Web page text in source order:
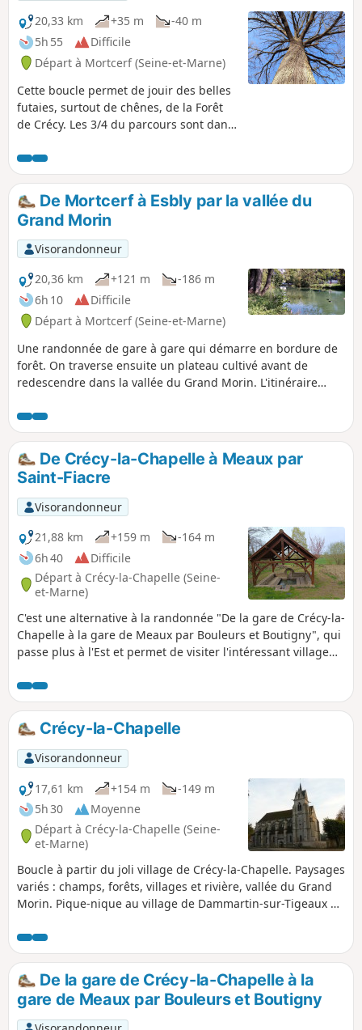
20,33 km
+35 m
-40 m
5h 55
Difficile
Départ à Mortcerf (Seine-et-Marne)
Cette boucle permet de jouir des belles
futaies, surtout de chênes, de la Forêt
de Crécy. Les 3/4 du parcours sont dans
deux sympathiques villages possédant
chacun un remarquable château et une
élégante église. Quelques autres point
d'intérêts sont indiqués, dont la stèle à
la mémoire du poète Étienne Jodelle
(1532-1573), contemporain du bien plus
connu Pierre Ronsard. Forêt très vivante
lors de mon passage (fin décembre) :
malgré une grosse battue au sanglier
en cours, j'ai pu voir trois chevreuils (en
trois endroits différents) et un renard.
La trace gpx peut se révéler très utile en
forêt, au vu des différents changements
de direction.
De Mortcerf à Esbly par la vallée du
Grand Morin
Visorandonneur
20,36 km
+121 m
-186 m
6h 10
Difficile
Départ à Mortcerf (Seine-et-Marne)
Une randonnée de gare à gare qui démarre en bordure de
forêt. On traverse ensuite un plateau cultivé avant de
redescendre dans la vallée du Grand Morin. L'itinéraire
De Crécy-la-Chapelle à Meaux par
Saint-Fiacre
Visorandonneur
21,88 km
+159 m
-164 m
6h 40
Difficile
Départ à Crécy-la-Chapelle (Seine-
et-Marne)
C'est une alternative à la randonnée "De la gare de Crécy-la-
Chapelle à la gare de Meaux par Bouleurs et Boutigny", qui
passe plus à l'Est et permet de visiter l'intéressant village
de traverser plusieurs champs de puits pétroliers voisins.
Le premier tiers traverse surtout des zones cultivées, où les
ondulations du plateau permettent au regard de porter
assez loin. On traverse aussi les villages de Sancy et
Vaucourtois, avec leurs églises et châteaux respectifs. La
seconde partie est beaucoup plus variée, où on parcourt
une section d'Aqueduc de la Dhuys, longe de golf de
Meaux-Boutigny, traverse les forêts aux pieds du Bois le
Comte, longe la Marne avant de terminer par une visite
rapide (ou plus longue suivant l'humeur) du vieux centre de
Crécy-la-Chapelle
Visorandonneur
17,61 km
+154 m
-149 m
5h 30
Moyenne
Départ à Crécy-la-Chapelle (Seine-
et-Marne)
Boucle à partir du joli village de Crécy-la-Chapelle. Paysages
variés : champs, forêts, villages et rivière, vallée du Grand
Morin. Pique-nique au village de Dammartin-sur-Tigeaux et
De la gare de Crécy-la-Chapelle à la
gare de Meaux par Bouleurs et Boutigny